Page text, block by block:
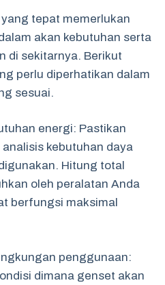
tepat memerlukan
akan kebutuhan serta
di sekitarnya. Berikut
perlu diperhatikan dalam
sesuai.
energi: Pastikan
kebutuhan daya
Hitung total
oleh peralatan Anda
berfungsi maksimal
penggunaan:
dimana genset akan